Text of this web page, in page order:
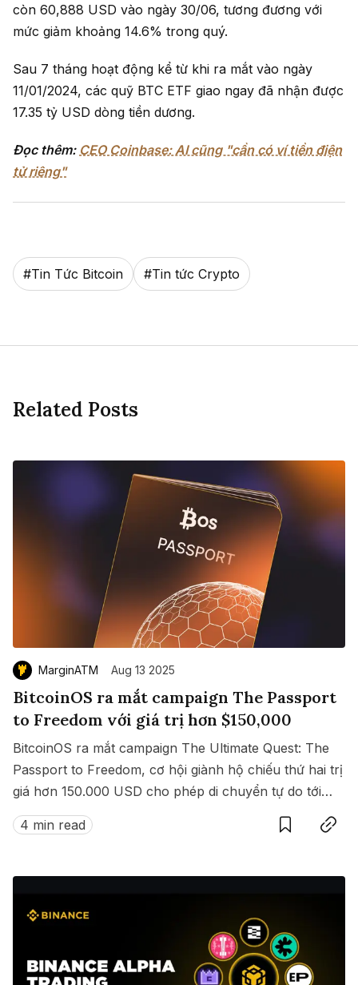
còn 60,888 USD vào ngày 30/06, tương đương với
mức giảm khoảng 14.6% trong quý.
Sau 7 tháng hoạt động kể từ khi ra mắt vào ngày
11/01/2024, các quỹ BTC ETF giao ngay đã nhận được
17.35 tỷ USD dòng tiền dương.
Đọc thêm: CEO Coinbase: AI cũng "cần có ví tiền điện
tử riêng"
#Tin Tức Bitcoin #Tin tức Crypto
Related Posts
MarginATM Aug 13 2025
BitcoinOS ra mắt campaign The Passport
to Freedom với giá trị hơn $150,000
BitcoinOS ra mắt campaign The Ultimate Quest: The
Passport to Freedom, cơ hội giành hộ chiếu thứ hai trị
giá hơn 150.000 USD cho phép di chuyển tự do tới
hàng loạt quốc gia không cần visa.
4 min read
SaveCopy link